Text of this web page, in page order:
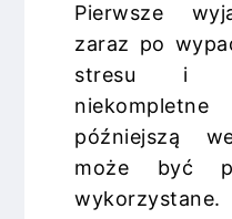
Pierwsze
zaraz po
stresu i
późniejszą
może być
wykorzystane.